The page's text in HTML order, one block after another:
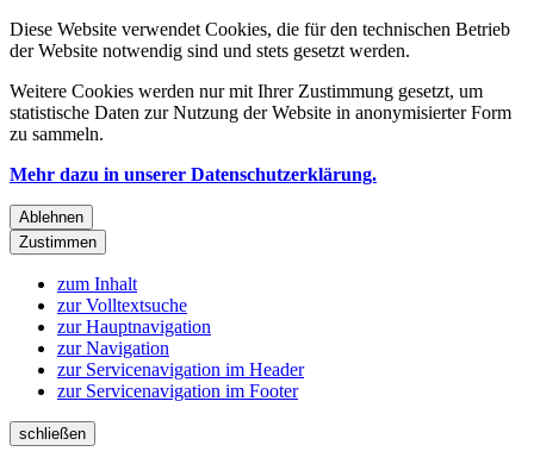
Diese Website verwendet Cookies, die für den technischen Betrieb
der Website notwendig sind und stets gesetzt werden.
Weitere Cookies werden nur mit Ihrer Zustimmung gesetzt, um
statistische Daten zur Nutzung der Website in anonymisierter Form
zu sammeln.
Mehr dazu in unserer Datenschutzerklärung.
Ablehnen
Zustimmen
zum Inhalt
zur Volltextsuche
zur Hauptnavigation
zur Navigation
zur Servicenavigation im Header
zur Servicenavigation im Footer
schließen